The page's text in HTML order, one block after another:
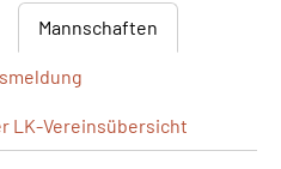
Mannschaften
LK-Vereinsübersicht